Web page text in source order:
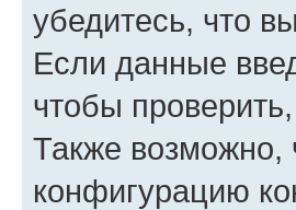
убедитесь, что
Если данные
чтобы
Также возможно,
конфигурацию